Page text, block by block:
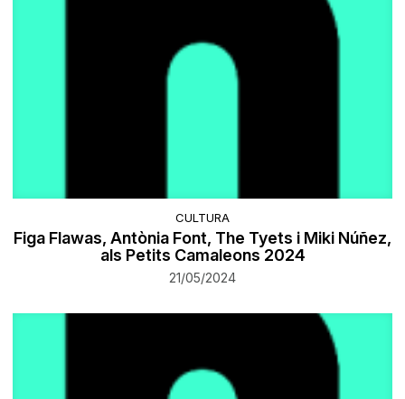
CULTURA
Figa Flawas, Antònia Font, The Tyets i Miki Núñez,
als Petits Camaleons 2024
21/05/2024